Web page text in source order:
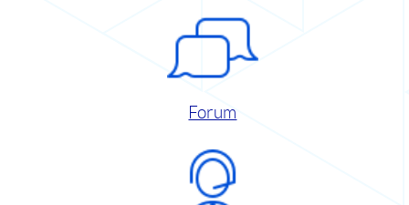
Forum